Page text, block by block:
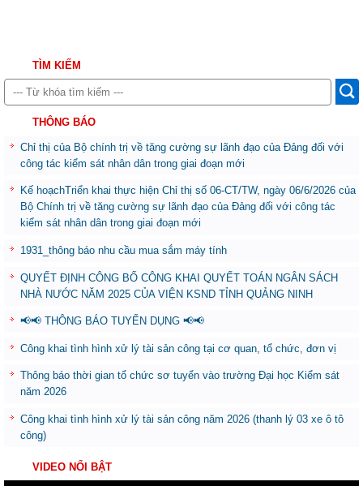
TÌM KIẾM
THÔNG BÁO
Chỉ thị của Bộ chính trị về tăng cường sự lãnh đạo của Đảng đối với
công tác kiểm sát nhân dân trong giai đoạn mới
Kế hoạchTriển khai thực hiện Chỉ thị số 06-CT/TW, ngày 06/6/2026 của
Bộ Chính trị về tăng cường sự lãnh đạo của Đảng đối với công tác
kiểm sát nhân dân trong giai đoạn mới
1931_thông báo nhu cầu mua sắm máy tính
QUYẾT ĐỊNH CÔNG BỐ CÔNG KHAI QUYẾT TOÁN NGÂN SÁCH
NHÀ NƯỚC NĂM 2025 CỦA VIỆN KSND TỈNH QUẢNG NINH
📢📢 THÔNG BÁO TUYỂN DỤNG 📢📢
Công khai tình hình xử lý tài sản công tại cơ quan, tổ chức, đơn vị
Thông báo thời gian tổ chức sơ tuyển vào trường Đại học Kiểm sát
năm 2026
Công khai tình hình xử lý tài sản công năm 2026 (thanh lý 03 xe ô tô
công)
VIDEO NỔI BẬT